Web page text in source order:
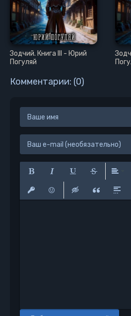
Зодчий. Книга III - Юрий
Погуляй
Комментарии: (0)
Полужирный
Курсив Подчеркнутый
Зачеркнутый